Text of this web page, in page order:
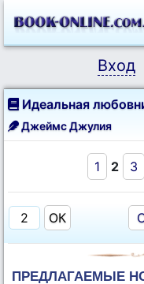
Вход
Идеальная
Джеймс Джулия
1 2 3